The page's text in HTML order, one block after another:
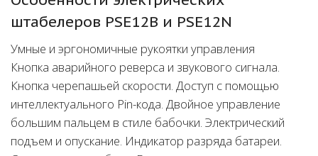
штабелеров PSE12B и PSE12N
Умные и эргономичные рукоятки управления
Кнопка аварийного реверса и звукового сигнала.
Кнопка черепашьей скорости. Доступ с помощью
интеллектуального Pin-кода. Двойное управление
большим пальцем в стиле бабочки. Электрический
подъем и опускание. Индикатор разряда батареи.